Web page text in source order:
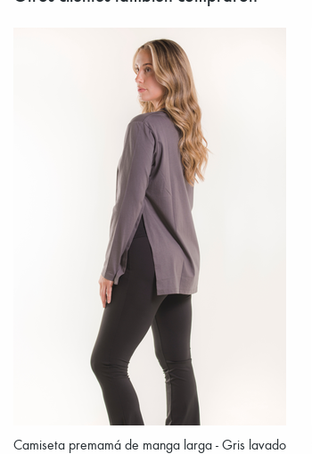
Camiseta premamá de manga larga - Gris lavado